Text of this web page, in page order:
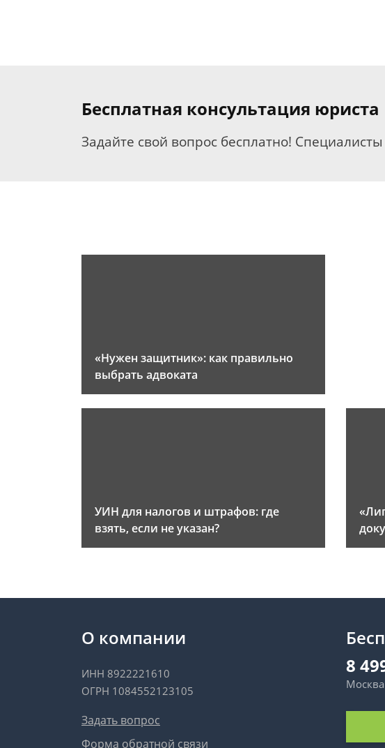
Бесплатная консультация юриста
Задайте свой вопрос бесплатно!
«Нужен защитник»: как правильно
выбрать адвоката
УИН для налогов и штрафов: где
взять, если не указан?
О компании
ИНН 8922221610
ОГРН 1084552123105
Задать вопрос
Форма обратной связи
8
Москва